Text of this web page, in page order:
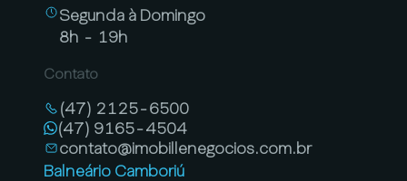
Segunda à Domingo
8h - 19h
Contato
(47) 2125-6500
(47) 9165-4504
contato@imobillenegocios.com.br
Balneário Camboriú